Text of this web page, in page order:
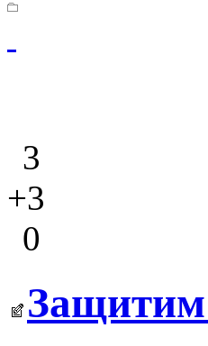
3
+3
0
Защитим